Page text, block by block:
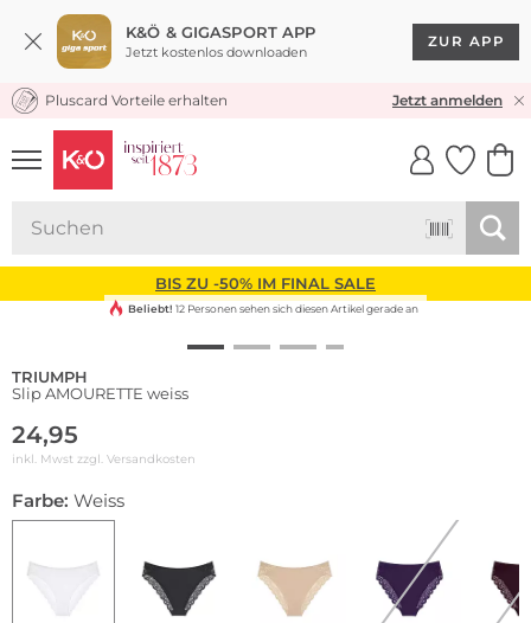
K&Ö & GIGASPORT APP
Jetzt kostenlos downloaden
ZUR APP
KOSTENLOSER VERSAND* & RÜCKVERSAND
Pluscard Vorteile erhalten Jetzt anmelden
UNSERE APP
CLICK &
BIS ZU -50% IM FINAL SALE
Beliebt! 12 Personen sehen sich diesen Artikel gerade an
TRIUMPH
Slip AMOURETTE weiss
24,95
inkl. Mwst zzgl. Versandkosten
Farbe: Weiss